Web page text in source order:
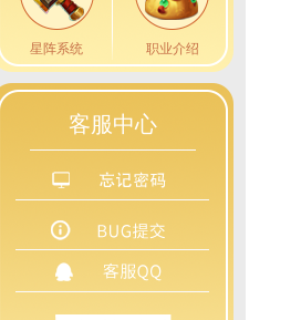
星阵系统 职业介绍
客服中心